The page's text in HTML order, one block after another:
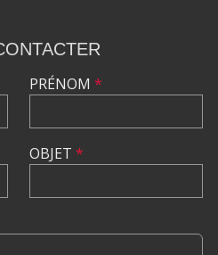
PRÉNOM *
OBJET *